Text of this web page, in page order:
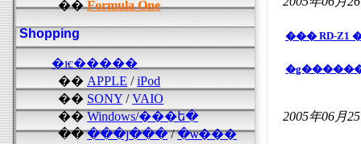
��Formula One
Shopping
�ѥ�����
�� APPLE /iPod
�� SONY/VAIO
��Windows/���ե�
�����յ���/�ѡ���
��� RD-Z1
2005年06月